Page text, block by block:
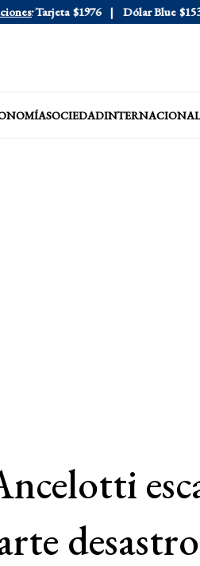
Tarjeta $1976 Dólar Blue $1530
SOCIEDAD